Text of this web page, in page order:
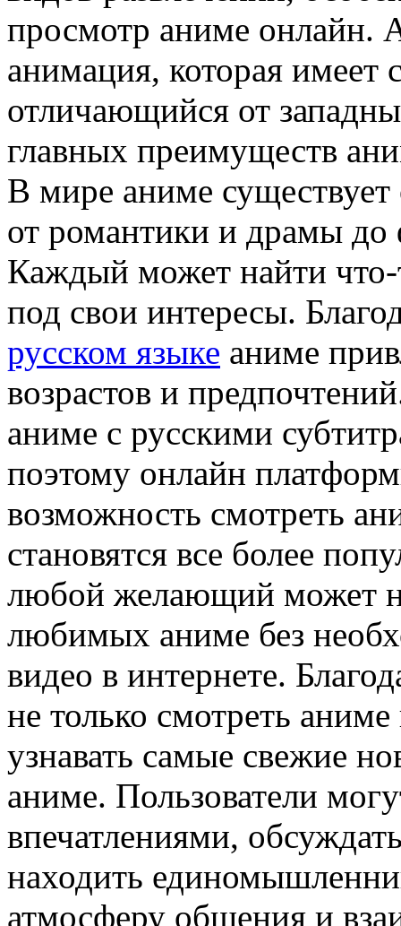
просмотр аниме онлайн.
анимация, которая имеет
отличающийся от
главных преимуществ
В мире аниме
от романтики и драмы до
Каждый может найти
под свои интересы.
русском языке аниме
возрастов и
аниме с русскими
поэтому онлайн
возможность смотреть
становятся все более
любой желающий может
любимых аниме без
видео в интернете.
не только смотреть
узнавать самые свежие
аниме. Пользователи
впечатлениями,
находить
атмосферу общения и